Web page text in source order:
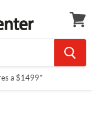
a $1499*
carrito